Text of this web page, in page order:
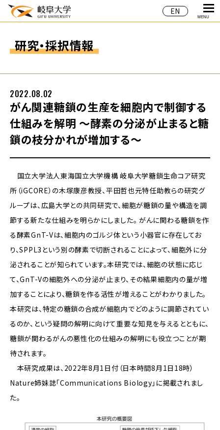
EN
MENU
研究・採択情報
がん関連糖鎖の生産を細胞内で制御する
仕組みを解明 ～酵素の分泌が止まると糖
鎖の枝分かれが増加する～
2022.08.02
国立大学法人東海国立大学機構 岐阜大学糖鎖生命コア研究
所（iGCORE）の木塚康彦教授、平田哲也元特任助教らの研究グ
ループは、広島大学との共同研究で、細胞が糖鎖の量や構造を調
節する新たな仕組みを明らかにしました。 がんに関わる糖鎖を作
る酵素GnT-Vは、細胞内のゴルジ体という小器官に存在してお
り、SPPL3という別の酵素で切断されることによって、細胞外に分
泌されることが知られています。本研究では、細胞の状態に応じ
て、GnT-Vの細胞外への分泌が止まり、その結果細胞内の量が増
加することにより、糖鎖を作る活性が増えることがわかりました。
本研究は、特定の糖鎖の合成が細胞内でどのように調節されてい
るのか、という疑問の解明に向けて重要な知見を与えるとともに、
糖鎖が関わるがんの悪性化の仕組みの解明にも役立つことが期
待されます。
本研究成果は、2022年8月1日付（日本時間8月1日18時）
Nature姉妹誌「Communications Biology」に掲載されまし
た。